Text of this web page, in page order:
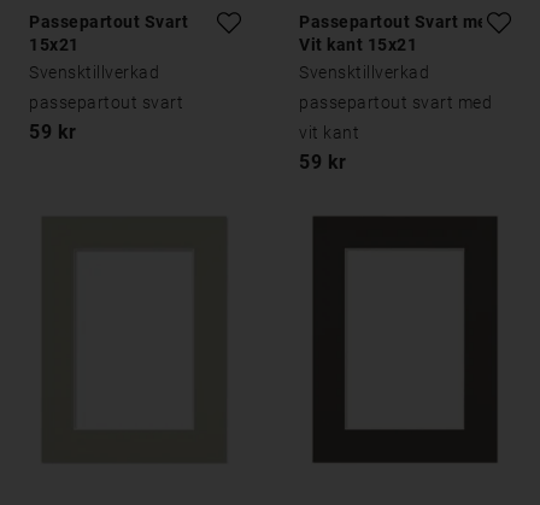
Passepartout Svart
15x21
Svensktillverkad
passepartout svart
59 kr
Passepartout Svart med
Vit kant 15x21
Svensktillverkad
passepartout svart med
vit kant
59 kr